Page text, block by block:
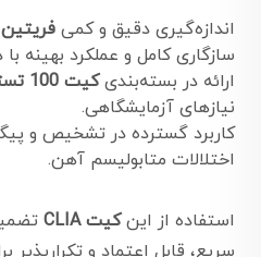
اندازه‌گیری دقیق و کمی فریتین
سازگاری کامل و عملکرد بهینه
ارائه در بسته‌بندیکیت 100 تستی فریتین
نیازهای آزمایشگاهی.
کاربرد گسترده در تشخیص و
اختلالات متابولیسم آهن.
استفاده از اینکیت CLIA
سریع، قابل اعتماد و